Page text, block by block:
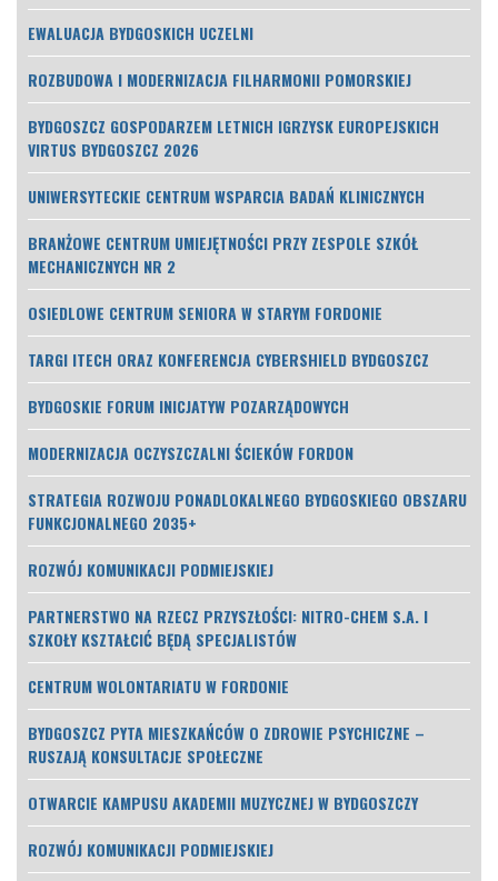
EWALUACJA BYDGOSKICH UCZELNI
ROZBUDOWA I MODERNIZACJA FILHARMONII POMORSKIEJ
BYDGOSZCZ GOSPODARZEM LETNICH IGRZYSK EUROPEJSKICH
VIRTUS BYDGOSZCZ 2026
UNIWERSYTECKIE CENTRUM WSPARCIA BADAŃ KLINICZNYCH
BRANŻOWE CENTRUM UMIEJĘTNOŚCI PRZY ZESPOLE SZKÓŁ
MECHANICZNYCH NR 2
OSIEDLOWE CENTRUM SENIORA W STARYM FORDONIE
TARGI ITECH ORAZ KONFERENCJA CYBERSHIELD BYDGOSZCZ
BYDGOSKIE FORUM INICJATYW POZARZĄDOWYCH
MODERNIZACJA OCZYSZCZALNI ŚCIEKÓW FORDON
STRATEGIA ROZWOJU PONADLOKALNEGO BYDGOSKIEGO OBSZARU
FUNKCJONALNEGO 2035+
ROZWÓJ KOMUNIKACJI PODMIEJSKIEJ
PARTNERSTWO NA RZECZ PRZYSZŁOŚCI: NITRO-CHEM S.A. I
SZKOŁY KSZTAŁCIĆ BĘDĄ SPECJALISTÓW
CENTRUM WOLONTARIATU W FORDONIE
BYDGOSZCZ PYTA MIESZKAŃCÓW O ZDROWIE PSYCHICZNE –
RUSZAJĄ KONSULTACJE SPOŁECZNE
OTWARCIE KAMPUSU AKADEMII MUZYCZNEJ W BYDGOSZCZY
ROZWÓJ KOMUNIKACJI PODMIEJSKIEJ